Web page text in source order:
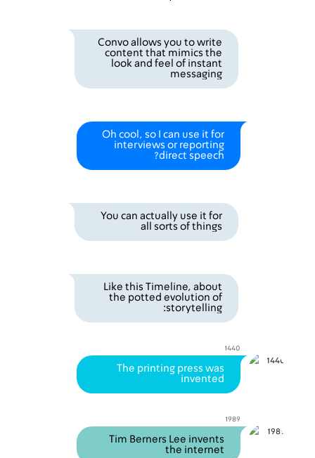
ParticipantConvo allows you to write
content that mimics the
look and feel of instant
messaging
ParticipantOh cool, so I can use it for
interviews or reporting
direct speech?
ParticipantYou can actually use it for
all sorts of things
ParticipantLike this Timeline, about
the potted evolution of
storytelling:
1440
1440
say
The printing press was
invented
1989
1989
Tim Berners Lee invents
the internet